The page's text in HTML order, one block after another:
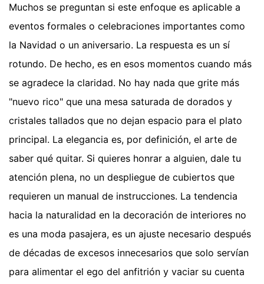
Muchos se preguntan si este enfoque es aplicable a
eventos formales o celebraciones importantes como
la Navidad o un aniversario. La respuesta es un sí
rotundo. De hecho, es en esos momentos cuando más
se agradece la claridad. No hay nada que grite más
"nuevo rico" que una mesa saturada de dorados y
cristales tallados que no dejan espacio para el plato
principal. La elegancia es, por definición, el arte de
saber qué quitar. Si quieres honrar a alguien, dale tu
atención plena, no un despliegue de cubiertos que
requieren un manual de instrucciones. La tendencia
hacia la naturalidad en la decoración de interiores no
es una moda pasajera, es un ajuste necesario después
de décadas de excesos innecesarios que solo servían
para alimentar el ego del anfitrión y vaciar su cuenta